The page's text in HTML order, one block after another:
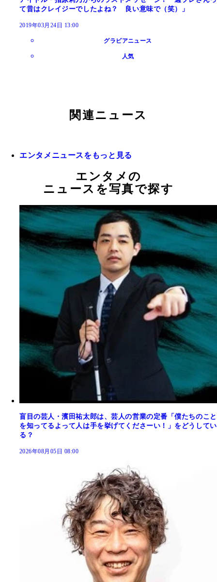
て昔はクレイジーでしたよね？ 良い意味で（笑）」
2019年03月24日 13:00
グラビアニュース
人気
関連ニュース
エンタメニュースをもっと見る
エンタメの
ニュースを写真で探す
盲目の芸人・濱田祐太郎は、芸人の営業の定番「僕たちのこと
を知ってるよって人は手を挙げてくださーい！」をどうしてい
る？
2026年08月05日 08:00